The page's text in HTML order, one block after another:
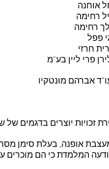
אברהם מונטקיו
זכויות יוצרים בדגמים של
המלמדת כי הם מוכרים